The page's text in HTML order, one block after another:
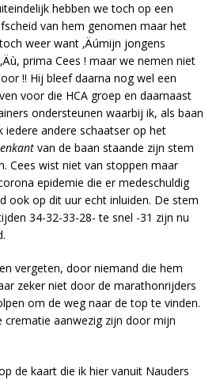
hebben we toch op een
van hem genomen maar het
weer want ‚Äúmijn jongens
prima Cees ! maar we nemen niet
!! Hij bleef daarna nog wel een
voor die HCA groep en daarnaast
ondersteunen waarbij ik, als baan
andere schaatser op het
van de baan staande zijn stem
Cees wist niet van stoppen maar
epidemie die er medeschuldig
ook op dit uur echt inluiden. De stem
34-32-33-28- te snel -31 zijn nu
vergeten, door niemand die hem
zeker niet door de marathonrijders
om de weg naar de top te vinden.
crematie aanwezig zijn door mijn
de kaart die ik hier vanuit Nauders